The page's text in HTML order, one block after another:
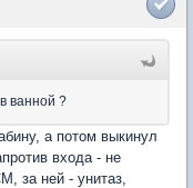
ванной ?
а потом выкинул
входа - не
за ней - унитаз,